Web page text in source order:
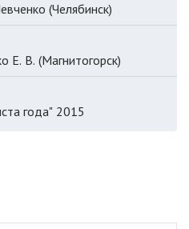
(Челябинск)
Е. В. (Магнитогорск)
года" 2015